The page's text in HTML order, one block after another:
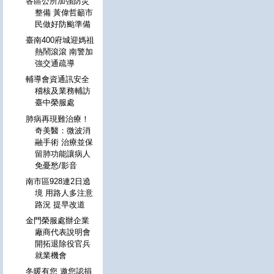
整備 黃偉哲籲市
民做好防颱準備
臺南400府城迎媽祖
熱鬧滾滾 南警加
強交通疏導
輔導會資通訊安全
稽核及業務輔訪
臺中榮服處
肺病再現難治療！
奇美醫：微波消
融手術 治療並保
留肺功能讓病人
免憂愁/影音
南市區928連2日遶
境 用路人多注意
路況 提早改道
金門榮服處辦企業
廠商代表說明會
開拓退除役官兵
就業機會
冬暖有您 邀您認捐